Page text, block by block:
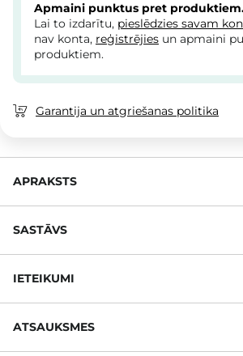
Apmaini punktus pret
Lai to izdarītu, pieslēdzies savam
nav konta, reģistrējies un apmaini
produktiem.
Garantija un atgriešanas politika
APRAKSTS
SASTĀVS
IETEIKUMI
ATSAUKSMES